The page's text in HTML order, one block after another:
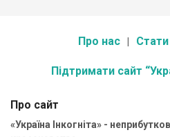
Про нас
Підтримати сайт
Про сайт
«Україна Інкогніта» -